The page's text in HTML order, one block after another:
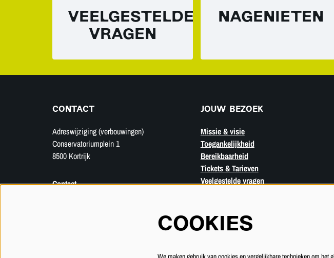
VEELGESTELDE
VRAGEN
NAGENIETEN
CONTACT
Adreswijziging (verbouwingen)
Conservatoriumplein 1
8500 Kortrijk
Contact
JOUW BEZOEK
Missie & visie
Toegankelijkheid
Bereikbaarheid
Tickets & Tarieven
Veelgestelde vragen
COOKIES